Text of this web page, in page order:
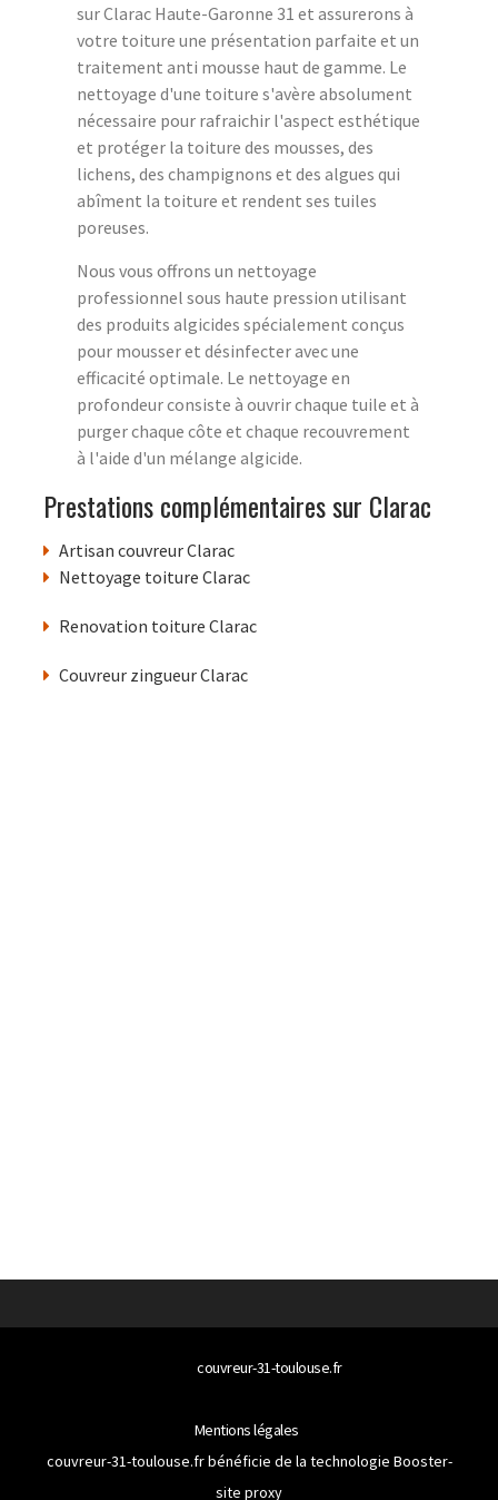
sur Clarac Haute-Garonne 31 et assurerons à
votre toiture une présentation parfaite et un
traitement anti mousse haut de gamme. Le
nettoyage d'une toiture s'avère absolument
nécessaire pour rafraichir l'aspect esthétique
et protéger la toiture des mousses, des
lichens, des champignons et des algues qui
abîment la toiture et rendent ses tuiles
poreuses.
Nous vous offrons un nettoyage
professionnel sous haute pression utilisant
des produits algicides spécialement conçus
pour mousser et désinfecter avec une
efficacité optimale. Le nettoyage en
profondeur consiste à ouvrir chaque tuile et à
purger chaque côte et chaque recouvrement
à l'aide d'un mélange algicide.
Prestations complémentaires sur Clarac
Artisan couvreur Clarac
Nettoyage toiture Clarac
Renovation toiture Clarac
Couvreur zingueur Clarac
couvreur-31-toulouse.fr
Mentions légales
couvreur-31-toulouse.fr bénéficie de la technologie Booster-
site proxy